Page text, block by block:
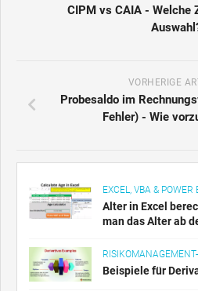
CIPM vs CAIA - Welche
VORHERIGE
Probesaldo im
Fehler) - Wie
EXCEL, VBA & POWER
Alter in Excel
man das Alter ab
Beispiele für